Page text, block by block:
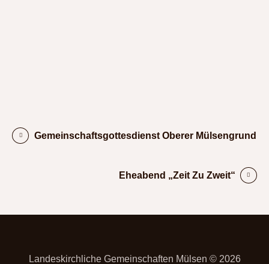
Gemeinschaftsgottesdienst Oberer Mülsengrund
Eheabend „Zeit Zu Zweit“
Landeskirchliche Gemeinschaften Mülsen © 2026